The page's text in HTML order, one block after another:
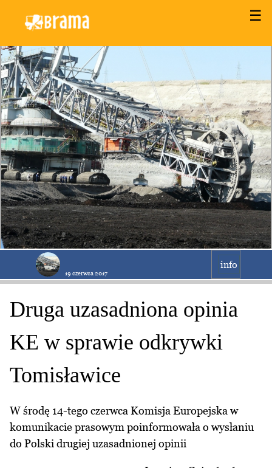
☰
19 czerwca 2017
info
Druga uzasadniona opinia
KE w sprawie odkrywki
Tomisławice
W środę 14-tego czerwca Komisja Europejska w
komunikacie prasowym poinformowała o wysłaniu
do Polski drugiej uzasadnionej opinii